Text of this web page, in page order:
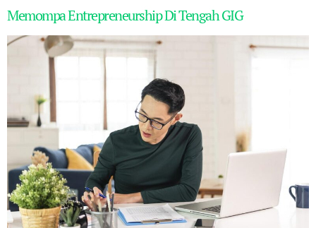
Memompa Entrepreneurship Di Tengah GIG